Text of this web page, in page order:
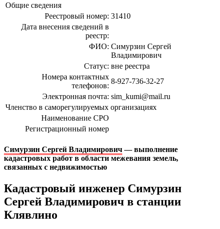
Общие сведения
Реестровый номер: 31410
Дата внесения сведений в
реестр:
ФИО: Симурзин Сергей
Владимирович
Статус: вне реестра
Номера контактных
телефонов:
8-927-736-32-27
Электронная почта: sim_kumi@mail.ru
Членство в саморегулируемых организациях
Наименование СРО
Регистрационный номер
Симурзин Сергей Владимирович— выполнение
кадастровых работ в области межевания земель,
связанных с недвижимостью
Кадастровый инженер Симурзин
Сергей Владимирович в станции
Клявлино